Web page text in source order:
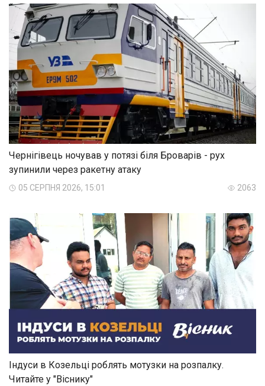
Чернігівець ночував у потязі біля Броварів - рух
зупинили через ракетну атаку
05 СЕРПНЯ 2026, 15:01 2063
Індуси в Козельці роблять мотузки на розпалку.
Читайте у "Віснику"